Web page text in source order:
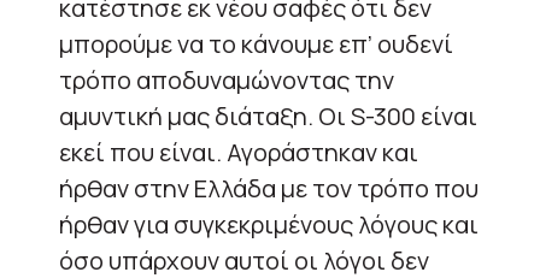
κατέστησε εκ νέου σαφές ότι δεν
μπορούμε να το κάνουμε επ’ ουδενί
τρόπο αποδυναμώνοντας την
αμυντική μας διάταξη. Οι S-300 είναι
εκεί που είναι. Αγοράστηκαν και
ήρθαν στην Ελλάδα με τον τρόπο που
ήρθαν για συγκεκριμένους λόγους και
όσο υπάρχουν αυτοί οι λόγοι δεν